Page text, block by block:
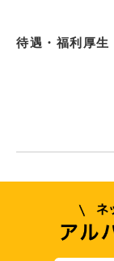
待遇・福利厚生